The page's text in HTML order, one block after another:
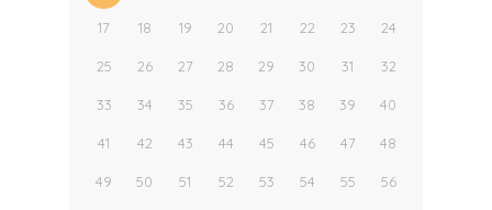
17 18 19 20 21 22 23 24
25 26 27 28 29 30 31 32
33 34 35 36 37 38 39 40
41 42 43 44 45 46 47 48
49 50 51 52 53 54 55 56